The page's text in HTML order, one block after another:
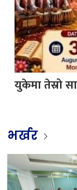
युकेमा तेस्रो
भर्खर